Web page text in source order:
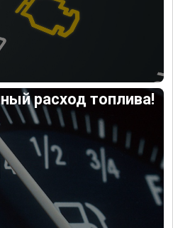
расход топлива!